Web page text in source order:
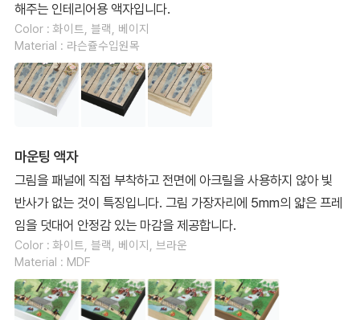
해주는 인테리어용 액자입니다.
Color : 화이트, 블랙, 베이지
Material : 라슨쥴수입원목
마운팅 액자
그림을 패널에 직접 부착하고 전면에 아크릴을 사용하지 않아 빛
반사가 없는 것이 특징입니다. 그림 가장자리에 5mm의 얇은 프레
임을 덧대어 안정감 있는 마감을 제공합니다.
Color : 화이트, 블랙, 베이지, 브라운
Material : MDF